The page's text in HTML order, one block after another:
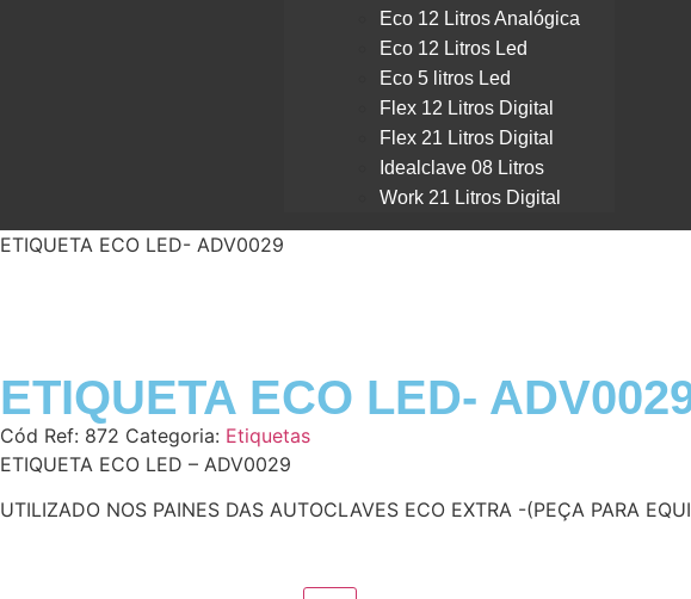
Eco 12 Litros Analógica
Eco 12 Litros Led
Eco 5 litros Led
Flex 12 Litros Digital
Flex 21 Litros Digital
Idealclave 08 Litros
Work 21 Litros Digital
ETIQUETA ECO LED- ADV0029
ETIQUETA ECO LED-
Cód Ref: 872 Categoria: Etiquetas
ETIQUETA ECO LED – ADV0029
UTILIZADO NOS PAINES DAS AUTOCLAVES ECO EXTRA -(PEÇA PARA